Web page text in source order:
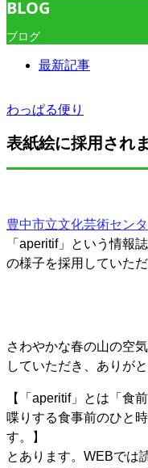
BLOG
ブログ
最新記事
わっぱる便り
表紙絵に採用され
豊中市立文化芸術セン
「aperitif」という情報
の様子を採用していただ
さわやかな春の山の空
していただき、ありが
【「aperitif」とは「食
喋りする食事前のひと
す。】
とあります。WEBでは